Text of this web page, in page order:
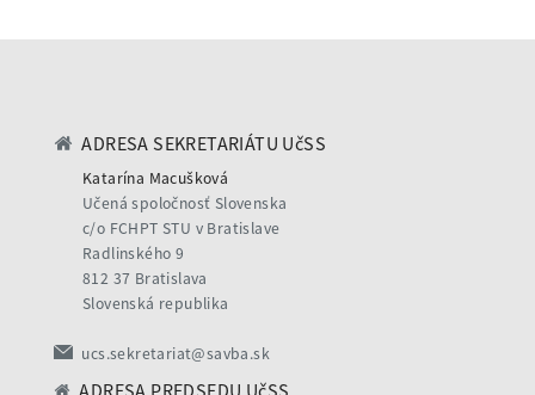
ADRESA SEKRETARIÁTU UčSS
Katarína Macušková
Učená spoločnosť Slovenska
c/o FCHPT STU v Bratislave
Radlinského 9
812 37 Bratislava
Slovenská republika
ucs.sekretariat@savba.sk
ADRESA PREDSEDU UčSS